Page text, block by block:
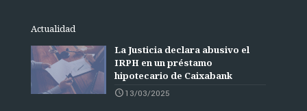
Actualidad
La Justicia declara abusivo el
IRPH en un préstamo
hipotecario de Caixabank
13/03/2025